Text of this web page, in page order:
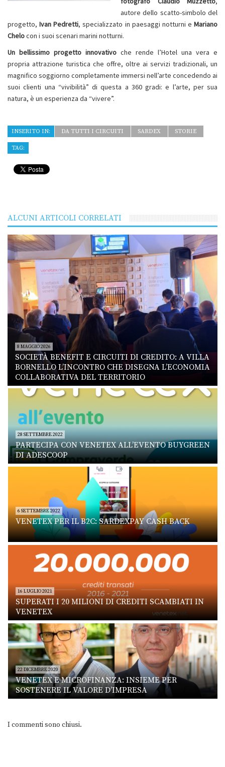
autore dello scatto-simbolo del
progetto,Ivan Pedretti, specializzato in paesaggi notturni e Mariano
Chelocon i suoi scenari marini notturni.
Un bellissimo progetto innovativo che rende l’Hotel una vera e
propria attrazione turistica che offre, oltre ai servizi tradizionali, un
magnifico soggiorno completamente immersi nell’arte concedendo ai
suoi clienti una “vivibilità” di questa a 360 gradi: e l’arte, per sua
natura, è un esperienza da “vivere”.
INSERITO IN: DA TUTTI I CIRCUITI SARDEX STORIE
TAG:
ALCUNI ARTICOLI CORRELATI
8 MAGGIO 2026
SOCIETÀ BENEFIT E CIRCUITI DI CREDITO: A VILLA
BORNELLO L’INCONTRO CHE DISEGNA L’ECONOMIA
COLLABORATIVA DEL TERRITORIO
28 SETTEMBRE 2022
PARTECIPA CON VENETEX ALL’EVENTO BUYGREEN
DI ADESCOOP
6 SETTEMBRE 2022
VENETEX PER IL B2C: SARDEXPAY CASH BACK
16 LUGLIO 2021
SUPERATI I 20 MILIONI DI CREDITI SCAMBIATI IN
VENETEX
22 DICEMBRE 2020
VENETEX E MICROFINANZA: INSIEME PER
SOSTENERE IL VALORE D’IMPRESA
I commenti sono chiusi.